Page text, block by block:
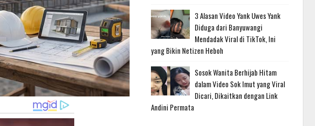
3 Alasan Video Yank Uwes Yank
Diduga dari Banyuwangi
Mendadak Viral di TikTok, Ini
yang Bikin Netizen Heboh
Sosok Wanita Berhijab Hitam
dalam Video Sok Imut yang Viral
Dicari, Dikaitkan dengan Link
Andini Permata